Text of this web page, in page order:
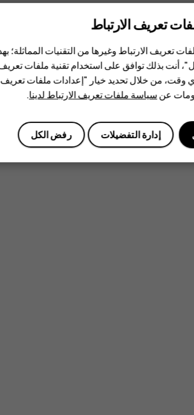
تعريف الارتباط
تعريف الارتباط وغيرها من التقنيات
أنت بذلك توافق على استخدام تقنية ملفات تعريف
وقت، من خلال تحديد خيار "إعدادات ملفات
عنسياسة ملفات تعريف الارتباط لدينا.
رفض الكل إدارة التفضيلات